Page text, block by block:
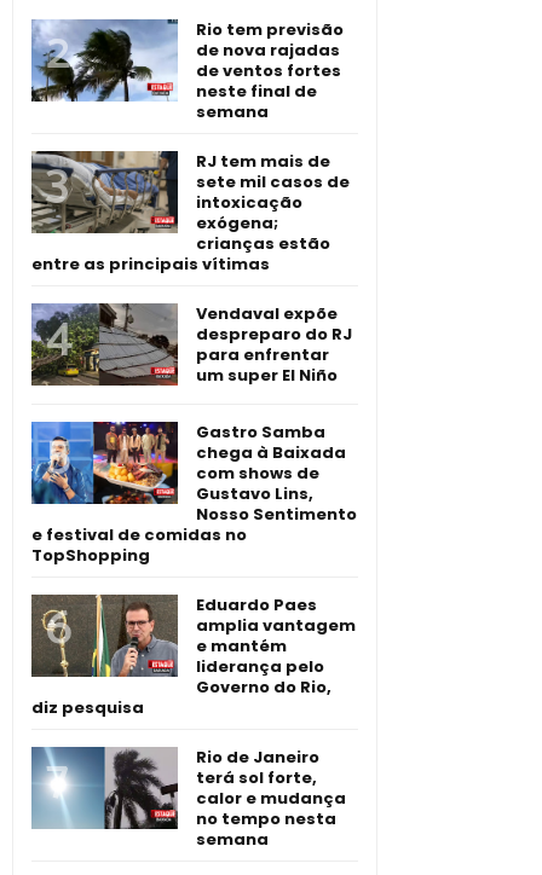
Rio tem previsão
de nova rajadas
de ventos fortes
neste final de
semana
RJ tem mais de
sete mil casos de
intoxicação
exógena;
crianças estão
entre as principais vítimas
Vendaval expõe
despreparo do RJ
para enfrentar
um super El Niño
Gastro Samba
chega à Baixada
com shows de
Gustavo Lins,
Nosso Sentimento
e festival de comidas no
TopShopping
Eduardo Paes
amplia vantagem
e mantém
liderança pelo
Governo do Rio,
diz pesquisa
Rio de Janeiro
terá sol forte,
calor e mudança
no tempo nesta
semana